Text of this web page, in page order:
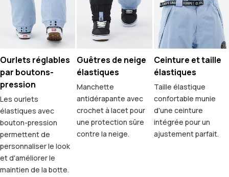
Ourlets réglables
par boutons-
pression
Les ourlets
élastiques avec
bouton-pression
permettent de
personnaliser le look
et d'améliorer le
maintien de la botte.
Guêtres de neige
élastiques
Manchette
antidérapante avec
crochet à lacet pour
une protection sûre
contre la neige.
Ceinture et taille
élastiques
Taille élastique
confortable munie
d'une ceinture
intégrée pour un
ajustement parfait.